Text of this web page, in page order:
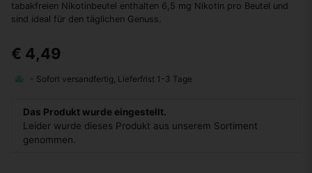
tabakfreien Nikotinbeutel enthalten 6,5 mg Nikotin pro Beutel und
sind ideal für den täglichen Genuss.
€ 4,49
Das Produkt wurde eingestellt.
Leider wurde dieses Produkt aus unserem Sortiment
genommen.